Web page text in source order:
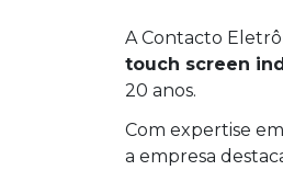
A Contacto
touch screen
20 anos.
Com expertise
a empresa